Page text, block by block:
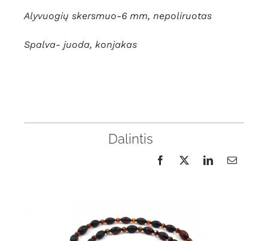
Alyvuogių skersmuo-6 mm, nepoliruotas
Spalva- juoda, konjakas
Dalintis